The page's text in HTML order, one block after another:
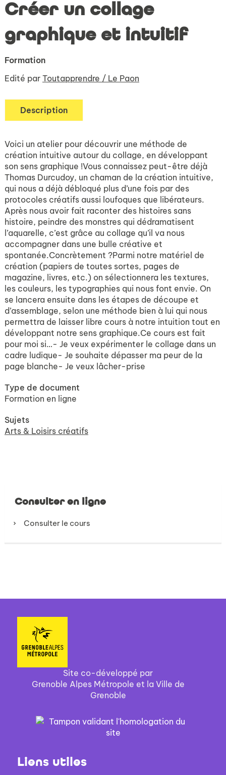
Créer un collage
graphique et intuitif
Formation
Edité par Toutapprendre / Le Paon
Description
Voici un atelier pour découvrir une méthode de
création intuitive autour du collage, en développant
son sens graphique !Vous connaissez peut-être déjà
Thomas Durcudoy, un chaman de la création intuitive,
qui nous a déjà débloqué plus d’une fois par des
protocoles créatifs aussi loufoques que libérateurs.
Après nous avoir fait raconter des histoires sans
histoire, peindre des monstres qui dédramatisent
l’aquarelle, c’est grâce au collage qu’il va nous
accompagner dans une bulle créative et
spontanée.Concrètement ?Parmi notre matériel de
création (papiers de toutes sortes, pages de
magazine, livres, etc.) on sélectionnera les textures,
les couleurs, les typographies qui nous font envie. On
se lancera ensuite dans les étapes de découpe et
d’assemblage, selon une méthode bien à lui qui nous
permettra de laisser libre cours à notre intuition tout en
développant notre sens graphique.Ce cours est fait
pour moi si…- Je veux expérimenter le collage dans un
cadre ludique- Je souhaite dépasser ma peur de la
page blanche- Je veux lâcher-prise
Type de document
Formation en ligne
Sujets
Arts & Loisirs créatifs
Consulter en ligne
Consulter le cours
Site co-développé par
Grenoble Alpes Métropole et la Ville de
Grenoble
Liens utiles